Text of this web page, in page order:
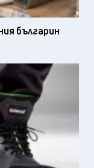
българин